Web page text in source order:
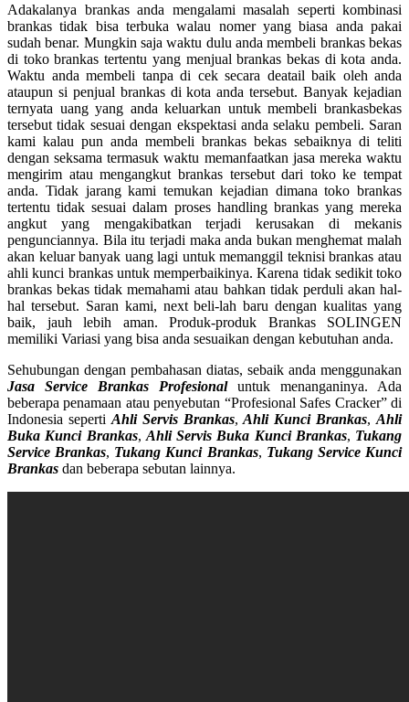
Adakalanya brankas anda mengalami masalah seperti kombinasi
brankas tidak bisa terbuka walau nomer yang biasa anda pakai
sudah benar. Mungkin saja waktu dulu anda membeli brankas bekas
di toko brankas tertentu yang menjual brankas bekas di kota anda.
Waktu anda membeli tanpa di cek secara deatail baik oleh anda
ataupun si penjual brankas di kota anda tersebut. Banyak kejadian
ternyata uang yang anda keluarkan untuk membeli brankasbekas
tersebut tidak sesuai dengan ekspektasi anda selaku pembeli. Saran
kami kalau pun anda membeli brankas bekas sebaiknya di teliti
dengan seksama termasuk waktu memanfaatkan jasa mereka waktu
mengirim atau mengangkut brankas tersebut dari toko ke tempat
anda. Tidak jarang kami temukan kejadian dimana toko brankas
tertentu tidak sesuai dalam proses handling brankas yang mereka
angkut yang mengakibatkan terjadi kerusakan di mekanis
pengunciannya. Bila itu terjadi maka anda bukan menghemat malah
akan keluar banyak uang lagi untuk memanggil teknisi brankas atau
ahli kunci brankas untuk memperbaikinya. Karena tidak sedikit toko
brankas bekas tidak memahami atau bahkan tidak perduli akan hal-
hal tersebut. Saran kami, next beli-lah baru dengan kualitas yang
baik, jauh lebih aman. Produk-produk Brankas SOLINGEN
memiliki Variasi yang bisa anda sesuaikan dengan kebutuhan anda.
Sehubungan dengan pembahasan diatas, sebaik anda menggunakan
Jasa Service Brankas Profesionaluntuk menanganinya. Ada
beberapa penamaan atau penyebutan “Profesional Safes Cracker” di
Indonesia seperti Ahli Servis Brankas,Ahli Kunci Brankas, Ahli
Buka Kunci Brankas, Ahli Servis Buka Kunci Brankas, Tukang
Service Brankas, Tukang Kunci Brankas, Tukang Service Kunci
Brankas dan beberapa sebutan lainnya.